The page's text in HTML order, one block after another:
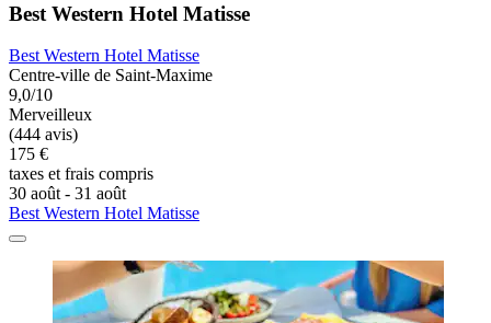
Best Western Hotel Matisse
Best Western Hotel Matisse
Centre-ville de Saint-Maxime
9,0/10
Merveilleux
(444 avis)
175 €
taxes et frais compris
30 août - 31 août
Best Western Hotel Matisse